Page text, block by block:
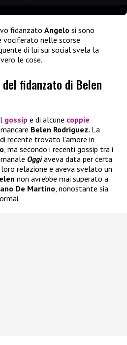
fidanzato Angelo si sono
vociferato nelle scorse
di lui sui social svela la
le cose.
fidanzato di Belen
gossip e di alcune coppie
Belen Rodriguez. La
recente trovato l’amore in
, ma secondo i recenti gossip tra i
Oggiaveva data per certa
relazione e aveva svelato un
non avrebbe mai superato a
De Martino, nonostante sia